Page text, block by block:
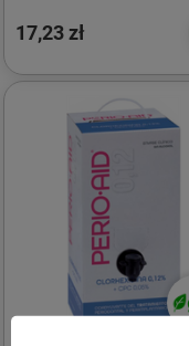
17,23 zł